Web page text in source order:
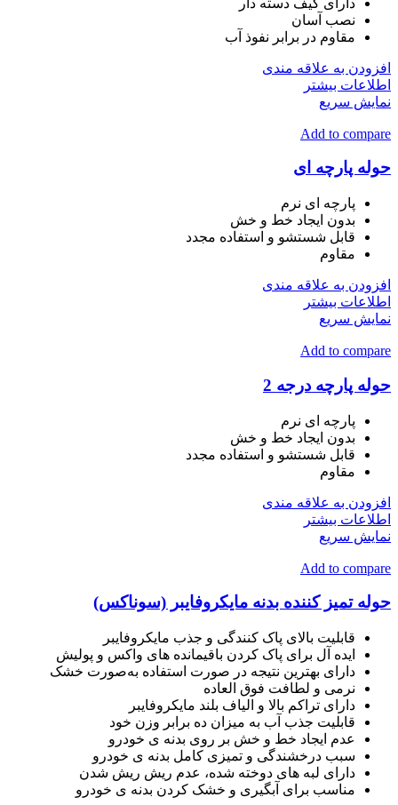
نصب آسان
مقاوم در برابر نفوذ آب
افزودن به علاقه مندی
اطلاعات بیشتر
نمایش سریع
Add to compare
حوله پارچه ای
پارچه ای نرم
بدون ایجاد خط و خش
قابل شستشو و استفاده مجدد
مقاوم
افزودن به علاقه مندی
اطلاعات بیشتر
نمایش سریع
Add to compare
حوله پارچه درجه 2
پارچه ای نرم
بدون ایجاد خط و خش
قابل شستشو و استفاده مجدد
مقاوم
افزودن به علاقه مندی
اطلاعات بیشتر
نمایش سریع
Add to compare
حوله تمیز کننده بدنه مایکروفایبر (سوناکس)
قابلیت بالای پاک کنندگی و جذب مایکروفایبر
ایده آل برای پاک کردن باقیمانده های واکس و پولیش
دارای بهترین نتیجه در صورت استفاده به‌صورت خشک
نرمی و لطافت فوق العاده
دارای تراکم بالا و الیاف بلند مایکروفایبر
قابلیت جذب آب به میزان ده برابر وزن خود
عدم ایجاد خط و خش بر روی بدنه ی خودرو
سبب درخشندگی و تمیزی کامل بدنه ی خودرو
دارای لبه های دوخته شده، عدم ریش ریش شدن
مناسب برای آبگیری و خشک کردن بدنه ی خودرو